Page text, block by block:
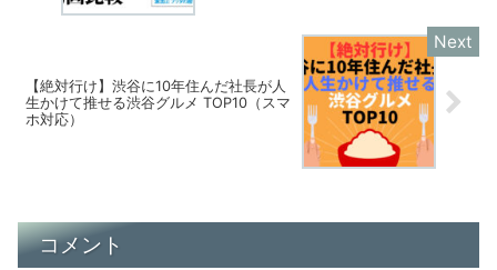
【絶対行け】渋谷に10年住んだ社長が人
生かけて推せる渋谷グルメ TOP10（スマ
ホ対応）
コメント